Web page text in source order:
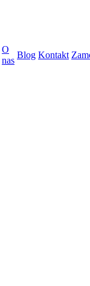
O
nas
Blog Kontakt